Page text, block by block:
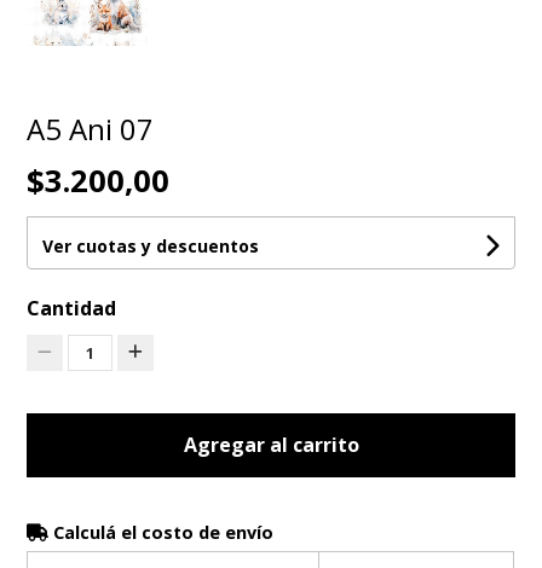
A5 Ani 07
$3.200,00
Ver cuotas y descuentos
Cantidad
1
Agregar al carrito
Calculá el costo de envío